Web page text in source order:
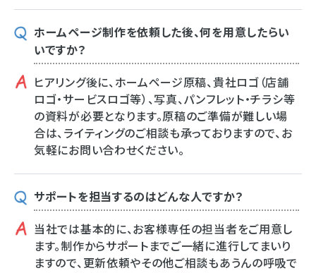
ホームページ制作を依頼した後、何を用意したらい
いですか？
ヒアリング後に、ホームページ原稿、貴社ロゴ（店舗
ロゴ・サービスロゴ等）、写真、パンフレット・チラシ等
の資料が必要となります。原稿のご準備が難しい場
合は、ライティングのご相談も承っておりますので、お
気軽にお問い合わせください。
サポートを担当するのはどんな人ですか？
当社では基本的に、お客様専任の担当者をご用意し
ます。制作からサポートまでご一緒に進行してまいり
ますので、更新依頼やその他ご相談もあうんの呼吸で